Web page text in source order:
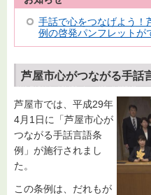
手話で心をつなげよう！
例の啓発パンフレットが
芦屋市心がつながる手話
芦屋市では、平成29年
4月1日に「芦屋市心が
つながる手話言語条
例」が施行されまし
た。
この条例は、だれもが